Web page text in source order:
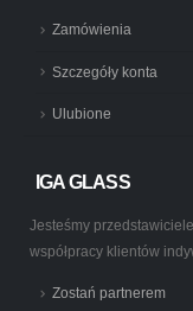
Zamówienia
Szczegóły konta
Ulubione
IGA GLASS
Jesteśmy
współpracy klientów
Zostań partnerem